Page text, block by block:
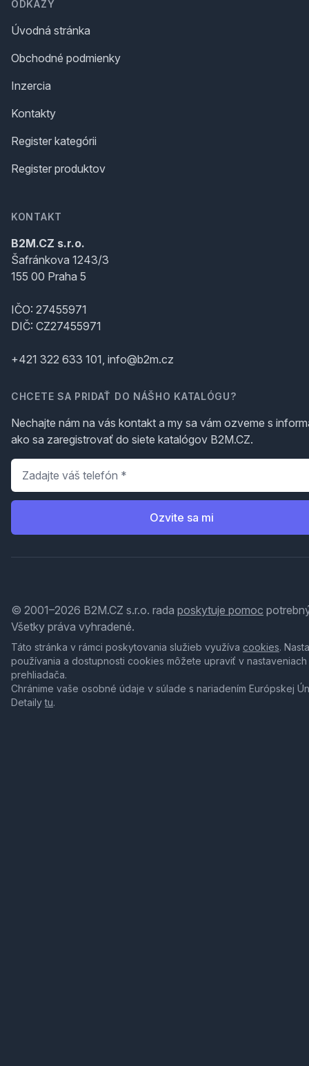
ODKAZY
Úvodná stránka
Obchodné podmienky
Inzercia
Kontakty
Register kategórii
Register produktov
KONTAKT
B2M.CZ s.r.o.
Šafránkova 1243/3
155 00 Praha 5
IČO: 27455971
DIČ: CZ27455971
+421 322 633 101, info@b2m.cz
CHCETE SA PRIDAŤ DO NÁŠHO KATALÓGU?
Nechajte nám na vás kontakt a my sa vám ozveme s
ako sa zaregistrovať do siete katalógov B2M.CZ.
Telefón
Ozvite sa mi
© 2001–2026 B2M.CZ s.r.o. rada poskytuje pomoc
Všetky práva vyhradené.
Táto stránka v rámci poskytovania služieb využíva cookies.
používania a dostupnosti cookies môžete upraviť v nastaveniach
prehliadača.
Chránime vaše osobné údaje v súlade s nariadením Európskej
Detailytu.